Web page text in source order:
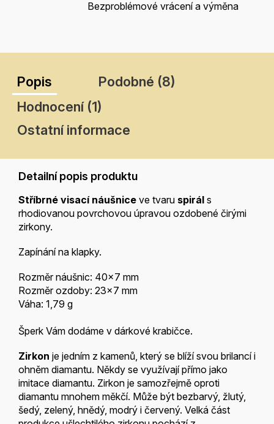
Bezproblémové vrácení a výměna
Popis
Podobné (8)
Hodnocení (1)
Ostatní informace
Detailní popis produktu
Stříbrné visací náušnice ve tvaru spirál s
rhodiovanou povrchovou úpravou ozdobené čirými
zirkony.
Zapínání na klapky.
Rozměr náušnic: 40x7 mm
Rozměr ozdoby: 23x7 mm
Váha: 1,79 g
Šperk Vám dodáme v dárkové krabičce.
Zirkon je jedním z kamenů, který se blíží svou brilancí i
ohněm diamantu. Někdy se využívají přímo jako
imitace diamantu. Zirkon je samozřejmě oproti
diamantu mnohem měkčí. Může být bezbarvý, žlutý,
šedý, zelený, hnědý, modrý i červený. Velká část